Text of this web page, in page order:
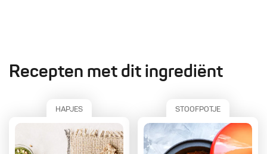
Recepten met dit ingrediënt
HAPJES STOOFPOTJE